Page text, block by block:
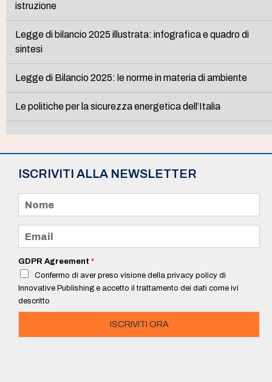
istruzione
Legge di bilancio 2025 illustrata: infografica e quadro di
sintesi
Legge di Bilancio 2025: le norme in materia di ambiente
Le politiche per la sicurezza energetica dell’Italia
ISCRIVITI ALLA NEWSLETTER
m
e
a
i
*
GDPR Agreement *
Confermo di aver preso visione della privacy policy di
Innovative Publishing e accetto il trattamento dei dati come ivi
descritto
ISCRIVITI ORA